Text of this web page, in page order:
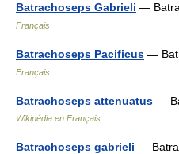
Batrachoseps Gabrieli —
Français
Batrachoseps Pacificus —
Français
Batrachoseps attenuatus —
Wikipédia en Français
Batrachoseps gabrieli —